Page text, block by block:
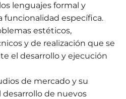
lenguajes formal y
funcionalidad específica.
estéticos,
y de realización que se
el desarrollo y ejecución
de mercado y su
desarrollo de nuevos